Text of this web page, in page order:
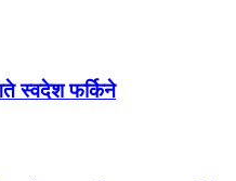
स्वदेश फर्किने